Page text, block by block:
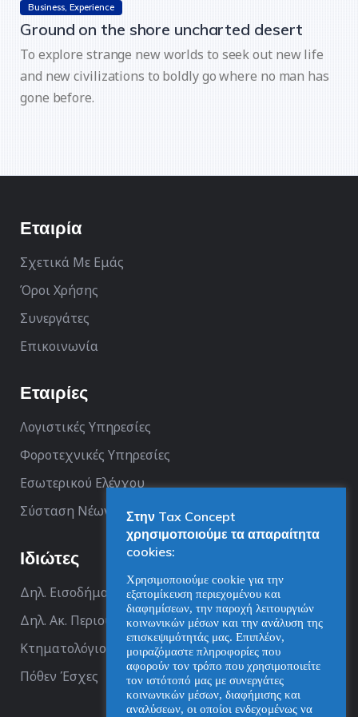
Business Experience
Ground on the shore uncharted desert
To explore strange new worlds to seek out new life
and new civilizations to boldly go where no man has
gone before.
Εταιρία
Σχετικά Με Εμάς
Όροι Χρήσης
Συνεργάτες
Επικοινωνία
Εταιρίες
Λογιστικές Υπηρεσίες
Φοροτεχνικές Υπηρεσίες
Εσωτερικού Ελέγχου
Σύσταση Νέων Επιχειρήσεων
Ιδιώτες
Δηλ. Εισοδήματος
Δηλ. Ακ. Περιουσίας
Κτηματολόγιο
Πόθεν Έσχες
Στην Tax Concept
χρησιμοποιούμε τα απαραίτητα
cookies:
Χρησιμοποιούμε cookie για την
εξατομίκευση περιεχομένου και
διαφημίσεων, την παροχή λειτουργιών
κοινωνικών μέσων και την ανάλυση της
επισκεψιμότητάς μας. Επιπλέον,
μοιραζόμαστε πληροφορίες που
αφορούν τον τρόπο που χρησιμοποιείτε
τον ιστότοπό μας με συνεργάτες
κοινωνικών μέσων, διαφήμισης και
αναλύσεων, οι οποίοι ενδεχομένως να